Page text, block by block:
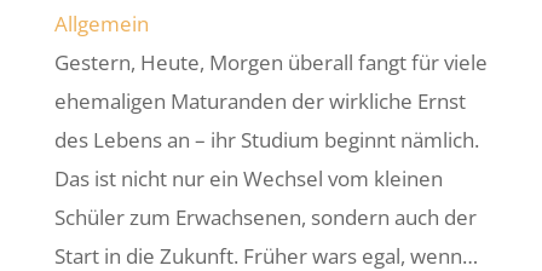
Allgemein
Gestern, Heute, Morgen überall fangt für viele
ehemaligen Maturanden der wirkliche Ernst
des Lebens an – ihr Studium beginnt nämlich.
Das ist nicht nur ein Wechsel vom kleinen
Schüler zum Erwachsenen, sondern auch der
Start in die Zukunft. Früher wars egal, wenn…